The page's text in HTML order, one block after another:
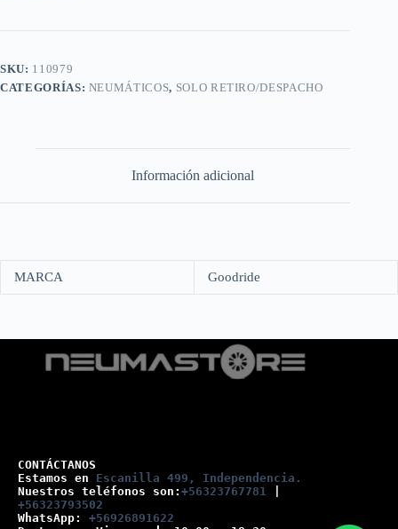
SKU: 110979
CATEGORÍAS: NEUMÁTICOS, SOLO RETIRO/DESPACHO
Información adicional
MARCA Goodride
CONTÁCTANOS
Estamos en Escanilla 499, Independencia.
Nuestros teléfonos son: +56323767781
+56323793502
WhatsApp: +56926891622